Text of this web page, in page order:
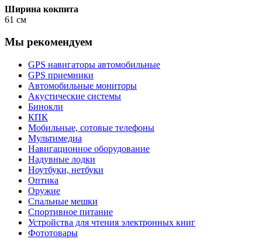
Ширина кокпита
61 см
Мы рекомендуем
GPS навигаторы автомобильные
GPS приемники
Автомобильные мониторы
Акустические системы
Бинокли
КПК
Мобильные, сотовые телефоны
Мультимедиа
Навигационное оборудование
Надувные лодки
Ноутбуки, нетбуки
Оптика
Оружие
Спальные мешки
Спортивное питание
Устройства для чтения электронных книг
Фототовары